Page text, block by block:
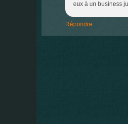
eux à un business
Répondre